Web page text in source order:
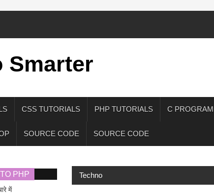
CSS TUTORIALS PHP TUTORIALS C
SOURCE CODE SOURCE CODE
PHP
में
Techno